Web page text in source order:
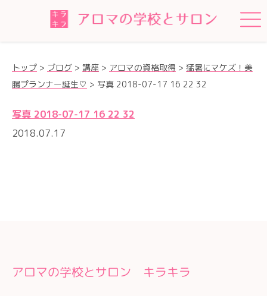
トップ > ブログ > 講座 > アロマの資格取得 > 猛暑にマケズ！美
腸プランナー誕生♡ > 写真 2018-07-17 16 22 32
写真 2018-07-17 16 22 32
2018.07.17
アロマの学校とサロン キラキラ